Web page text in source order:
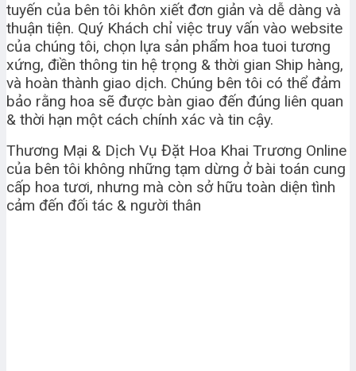
tuyến của bên tôi khôn xiết đơn giản và dễ dàng và
thuận tiện. Quý Khách chỉ việc truy vấn vào website
của chúng tôi, chọn lựa sản phẩm hoa tuoi tương
xứng, điền thông tin hệ trọng & thời gian Ship hàng,
và hoàn thành giao dịch. Chúng bên tôi có thể đảm
bảo rằng hoa sẽ được bàn giao đến đúng liên quan
& thời hạn một cách chính xác và tin cậy.
Thương Mại & Dịch Vụ Đặt Hoa Khai Trương Online
của bên tôi không những tạm dừng ở bài toán cung
cấp hoa tươi, nhưng mà còn sở hữu toàn diện tình
cảm đến đối tác & người thân